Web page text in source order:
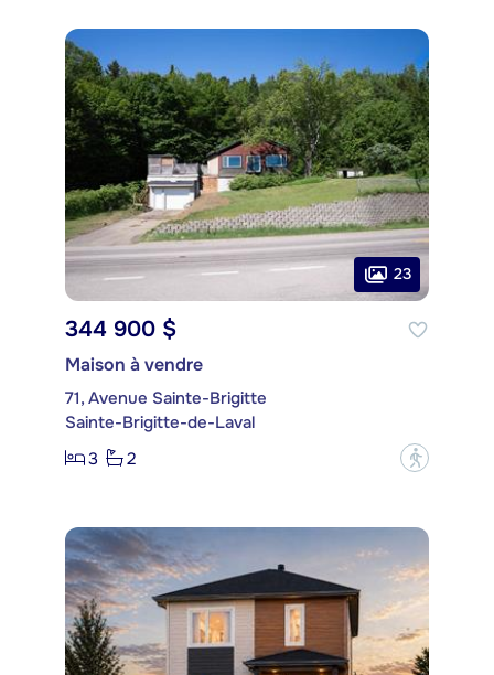
23
344 900 $
Maison à vendre
71, Avenue Sainte-Brigitte
Sainte-Brigitte-de-Laval
3
2 ?